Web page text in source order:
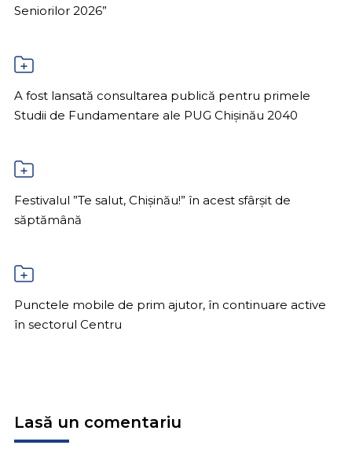
Seniorilor 2026”
A fost lansată consultarea publică pentru primele
Studii de Fundamentare ale PUG Chișinău 2040
Festivalul ”Te salut, Chișinău!” în acest sfârșit de
săptămână
Punctele mobile de prim ajutor, în continuare active
în sectorul Centru
Lasă un comentariu